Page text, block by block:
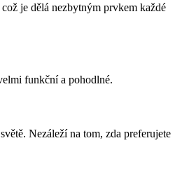
je dělá nezbytným prvkem každé
funkční a pohodlné.
Nezáleží na tom, zda preferujete